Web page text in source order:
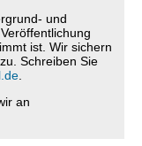
und
ist. Wir sichern
Schreiben Sie
an